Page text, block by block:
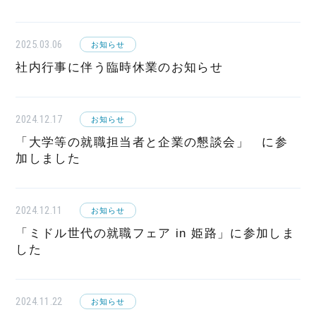
2025.03.06 お知らせ
社内行事に伴う臨時休業のお知らせ
2024.12.17 お知らせ
「大学等の就職担当者と企業の懇談会」 に参
加しました
2024.12.11 お知らせ
「ミドル世代の就職フェア in 姫路」に参加しま
した
2024.11.22 お知らせ